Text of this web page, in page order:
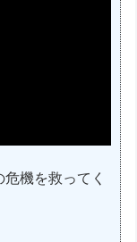
機を救ってく